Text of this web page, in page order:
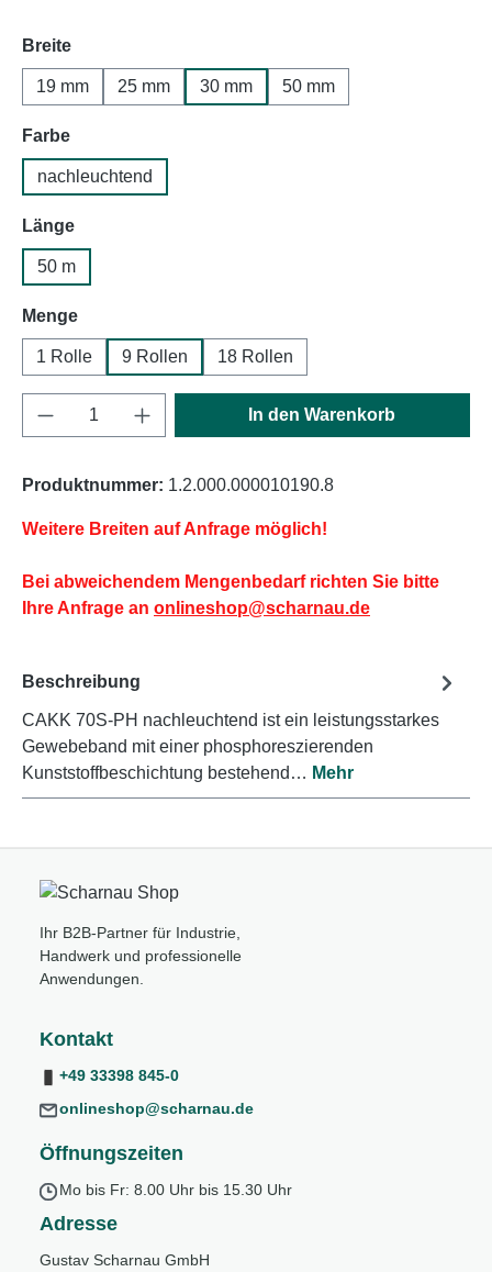
Breiteauswählen
19 mm 25 mm 30 mm 50 mm
Farbeauswählen
nachleuchtend
Längeauswählen
50 m
Mengeauswählen
1 Rolle 9 Rollen 18 Rollen
Produkt Anzahl: Gib den gewünschten
In den Warenkorb
Produktnummer: 1.2.000.000010190.8
Weitere Breiten auf Anfrage möglich!
Bei abweichendem Mengenbedarf richten Sie bitte
Ihre Anfrage an onlineshop@scharnau.de
Beschreibung
CAKK 70S-PH nachleuchtend ist ein leistungsstarkes
Gewebeband mit einer phosphoreszierenden
Kunststoffbeschichtung bestehend… Mehr
Ihr B2B-Partner für Industrie,
Handwerk und professionelle
Anwendungen.
Kontakt
+49 33398 845-0
onlineshop@scharnau.de
Öffnungszeiten
Mo bis Fr: 8.00 Uhr bis 15.30 Uhr
Adresse
Gustav Scharnau GmbH